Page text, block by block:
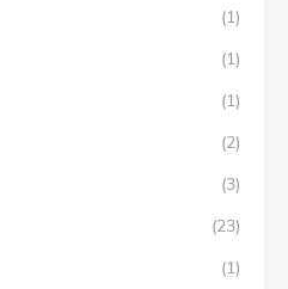
(1)
(1)
(1)
(2)
(3)
(23)
(1)